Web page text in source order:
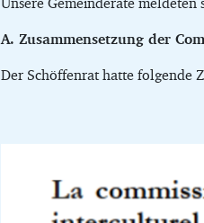
A. Zusammensetzung der
Der Schöffenrat hatte folgende